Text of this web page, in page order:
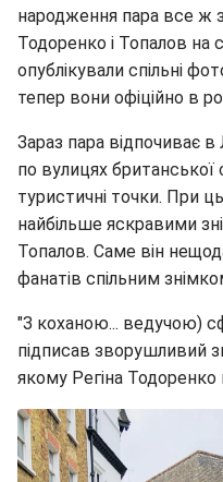
народження пара все ж
Тодоренко і Топалов на
опублікували спільні
тепер вони офіційно в
Зараз пара відпочиває
по вулицях британської
туристичні точки. При
найбільше яскравими
Топалов. Саме він
фанатів спільним
"З коханою... ведучою)
підписав зворушливий
якому Регіна Тодоренко